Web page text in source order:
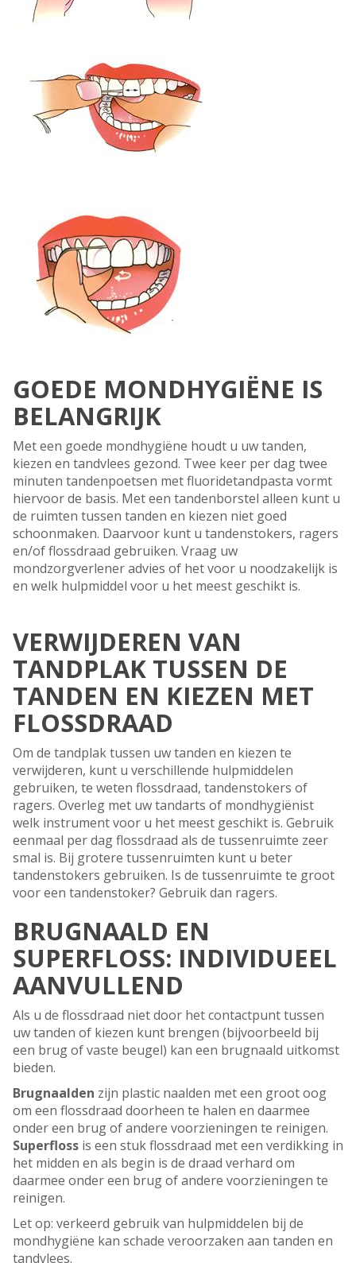
GOEDE MONDHYGIËNE IS
BELANGRIJK
Met een goede mondhygiëne houdt u uw tanden,
kiezen en tandvlees gezond. Twee keer per dag twee
minuten tandenpoetsen met fluoridetandpasta vormt
hiervoor de basis. Met een tandenborstel alleen kunt u
de ruimten tussen tanden en kiezen niet goed
schoonmaken. Daarvoor kunt u tandenstokers, ragers
en/of flossdraad gebruiken. Vraag uw
mondzorgverlener advies of het voor u noodzakelijk is
en welk hulpmiddel voor u het meest geschikt is.
VERWIJDEREN VAN
TANDPLAK TUSSEN DE
TANDEN EN KIEZEN MET
FLOSSDRAAD
Om de tandplak tussen uw tanden en kiezen te
verwijderen, kunt u verschillende hulpmiddelen
gebruiken, te weten flossdraad, tandenstokers of
ragers. Overleg met uw tandarts of mondhygiënist
welk instrument voor u het meest geschikt is. Gebruik
eenmaal per dag flossdraad als de tussenruimte zeer
smal is. Bij grotere tussenruimten kunt u beter
tandenstokers gebruiken. Is de tussenruimte te groot
voor een tandenstoker? Gebruik dan ragers.
BRUGNAALD EN
SUPERFLOSS: INDIVIDUEEL
AANVULLEND
Als u de flossdraad niet door het contactpunt tussen
uw tanden of kiezen kunt brengen (bijvoorbeeld bij
een brug of vaste beugel) kan een brugnaald uitkomst
bieden.
Brugnaalden zijn plastic naalden met een groot oog
om een flossdraad doorheen te halen en daarmee
onder een brug of andere voorzieningen te reinigen.
Superfloss is een stuk flossdraad met een verdikking in
het midden en als begin is de draad verhard om
daarmee onder een brug of andere voorzieningen te
reinigen.
Let op: verkeerd gebruik van hulpmiddelen bij de
mondhygiëne kan schade veroorzaken aan tanden en
tandvlees.